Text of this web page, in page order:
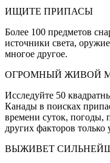
ИЩИТЕ ПРИПАСЫ
Более 100 предметов
источники света,
многое другое.
ОГРОМНЫЙ ЖИВОЙ
Исследуйте 50
Канады в поисках
времени суток, погоды,
других факторов только
ВЫЖИВЕТ